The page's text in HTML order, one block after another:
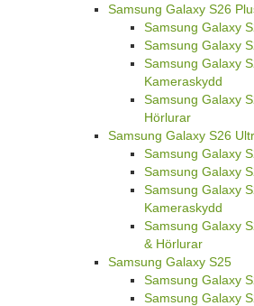
Samsung Galaxy S26
Samsung Galaxy
Samsung Galaxy
Samsung Galaxy
Kameraskydd
Samsung Galaxy
Hörlurar
Samsung Galaxy S26
Samsung Galaxy
Samsung Galaxy
Samsung Galaxy
Kameraskydd
Samsung Galaxy
& Hörlurar
Samsung Galaxy S25
Samsung Galaxy
Samsung Galaxy